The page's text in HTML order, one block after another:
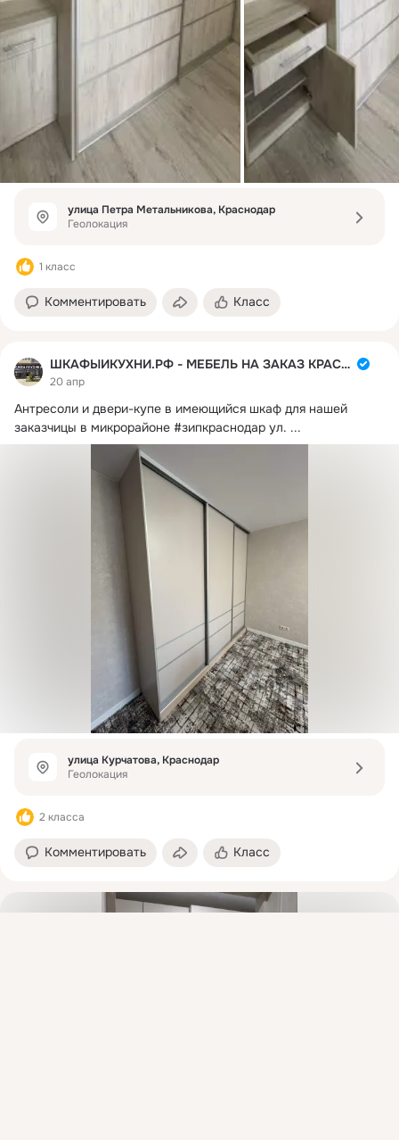
улица Петра Метальникова, Краснодар
Геолокация
1 класс
Комментировать Класс
ШКАФЫИКУХНИ.РФ - МЕБЕЛЬ НА ЗАКАЗ КРАСНОДАР
20 апр
Антресоли и двери-купе в имеющийся шкаф для нашей
заказчицы в микрорайоне #зипкраснодар ул. ...
улица Курчатова, Краснодар
Геолокация
2 класса
Комментировать Класс